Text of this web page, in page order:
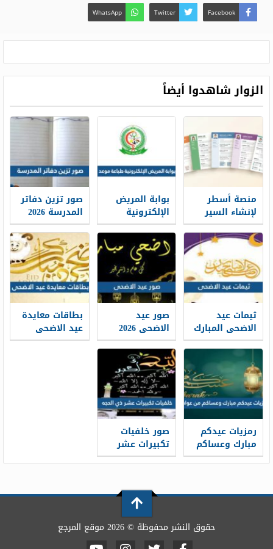
Facebook
Twitter
WhatsApp
الزوار شاهدوا أيضاً
منصة أسطر
لإنشاء السير
الذاتية: حين
تتحول الخبرات
إلى حكاية
مهنية واضحة
بوابة المريض
الإلكترونية
طباعة موعد
والتسجيل فيه
1448
صور تزين دفاتر
المدرسة 2026
ثيمات عيد
الاضحى المبارك
1448 / 2026
صور عيد
الاضحى 2026
خلفيات تهنئة
عيد الاضحى
جديدة 1448
بطاقات معايدة
عيد الاضحى
المبارك 2026 ،
رمزيات عيدكم
مبارك وعساكم
من عواده 1448 /
صور خلفيات
تكبيرات عشر
ذي الحجة
حقوق النشر محفوظة © 2026 موقع المرجع